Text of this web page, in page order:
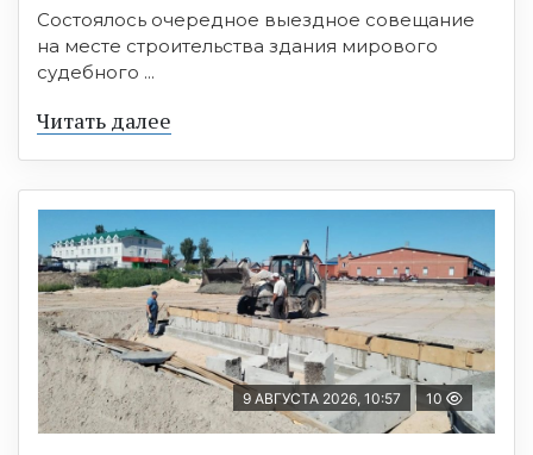
Состоялось очередное выездное совещание
на месте строительства здания мирового
судебного ...
Читать далее
9 АВГУСТА 2026, 10:57 10